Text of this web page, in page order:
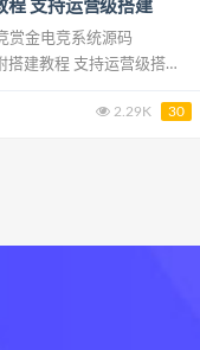
程 支持运营级搭建
赏金电竞系统源码
搭建教程 支持运营级搭建
2.29K 30